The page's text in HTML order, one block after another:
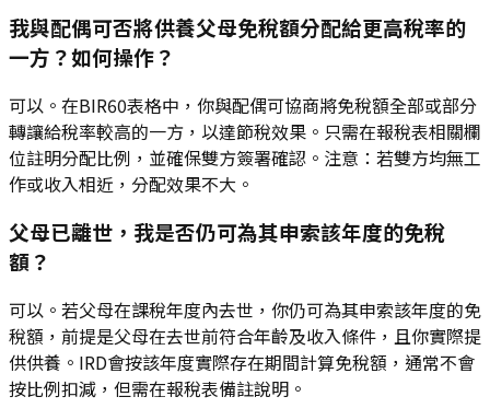
我與配偶可否將供養父母免稅額分配給更高稅率的
一方？如何操作？
可以。在BIR60表格中，你與配偶可協商將免稅額全部或部分
轉讓給稅率較高的一方，以達節稅效果。只需在報稅表相關欄
位註明分配比例，並確保雙方簽署確認。注意：若雙方均無工
作或收入相近，分配效果不大。
父母已離世，我是否仍可為其申索該年度的免稅
額？
可以。若父母在課稅年度內去世，你仍可為其申索該年度的免
稅額，前提是父母在去世前符合年齡及收入條件，且你實際提
供供養。IRD會按該年度實際存在期間計算免稅額，通常不會
按比例扣減，但需在報稅表備註說明。